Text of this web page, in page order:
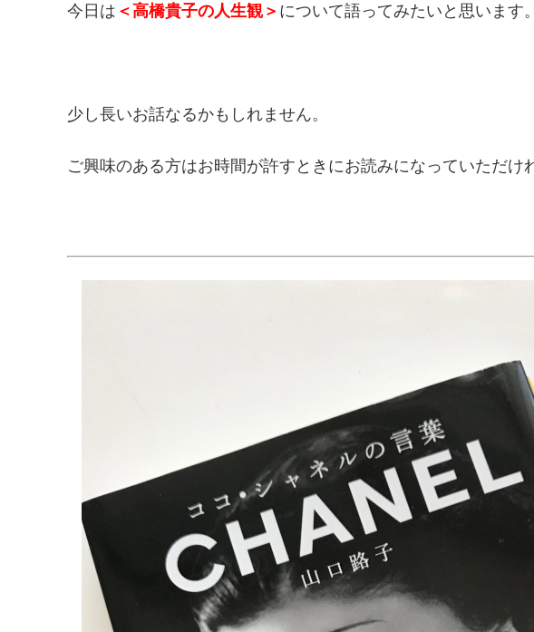
今日は ＜高橋貴子の人生観＞ について語ってみたいと思います。
少し長いお話なるかもしれません。
ご興味のある方はお時間が許すときにお読みになっていただけ